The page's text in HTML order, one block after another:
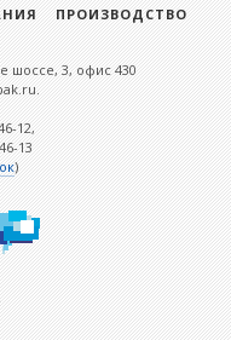
ПРОИЗВОДСТВО
шоссе, 3, офис 430
12,
13
)